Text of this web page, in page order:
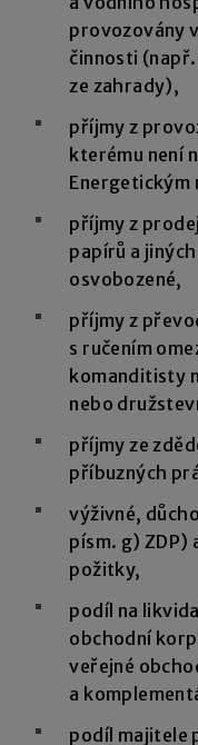
provozovány
činnosti
ze zahrady),
příjmy z
kterému není
Energetickým
příjmy z
papírů a
osvobozené,
příjmy z
s ručením
komanditisty
nebo
příjmy ze
příbuzných
výživné,
písm. g) ZDP)
požitky,
podíl na
obchodní
veřejné
a
podíl majitele